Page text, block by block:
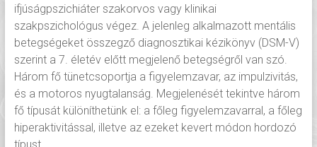
ifjúságpszichiáter szakorvos vagy klinikai
szakpszichológus végez. A jelenleg alkalmazott mentális
betegségeket összegző diagnosztikai kézikönyv (DSM-V)
szerint a 7. életév előtt megjelenő betegségről van szó.
Három fő tünetcsoportja a figyelemzavar, az impulzivitás,
és a motoros nyugtalanság. Megjelenését tekintve három
fő típusát különíthetünk el: a főleg figyelemzavarral, a főleg
hiperaktivitással, illetve az ezeket kevert módon hordozó